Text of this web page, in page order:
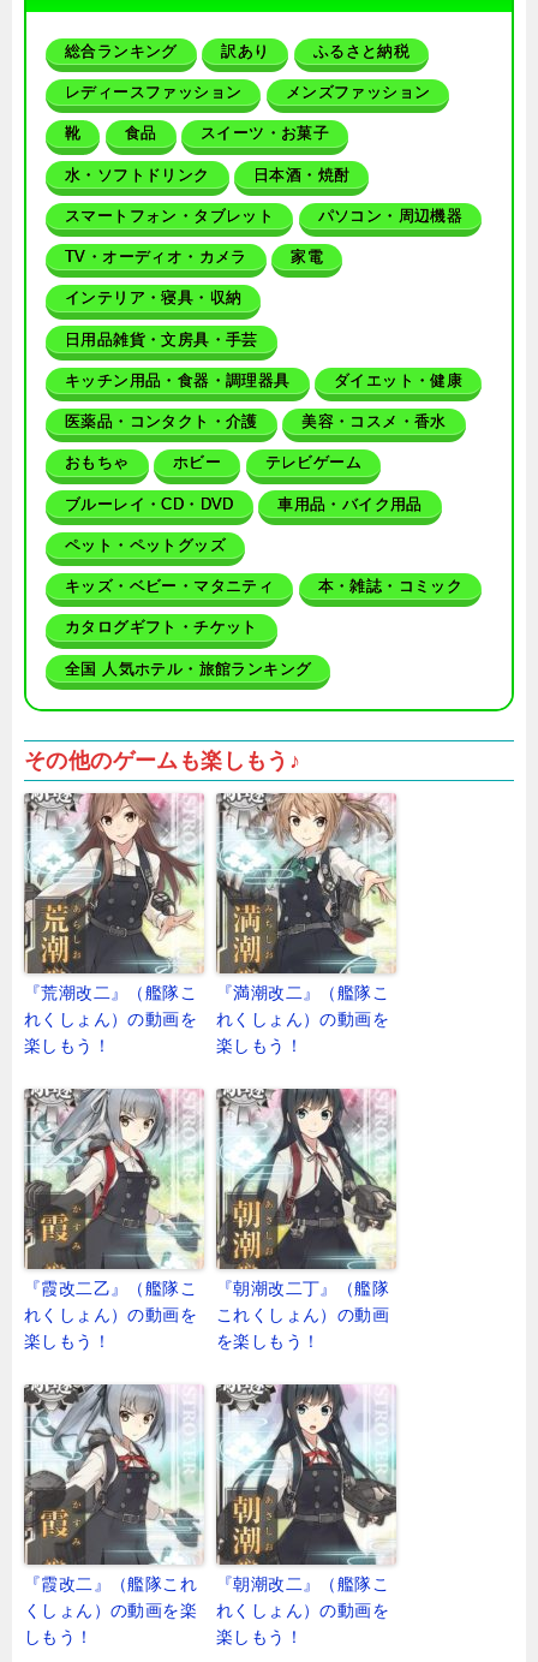
総合ランキング 訳あり ふるさと納税
レディースファッション メンズファッション
靴 食品 スイーツ・お菓子
水・ソフトドリンク 日本酒・焼酎
スマートフォン・タブレット パソコン・周辺機器
TV・オーディオ・カメラ 家電
インテリア・寝具・収納
日用品雑貨・文房具・手芸
キッチン用品・食器・調理器具 ダイエット・健康
医薬品・コンタクト・介護 美容・コスメ・香水
おもちゃ ホビー テレビゲーム
ブルーレイ・CD・DVD 車用品・バイク用品
ペット・ペットグッズ
キッズ・ベビー・マタニティ 本・雑誌・コミック
カタログギフト・チケット
全国 人気ホテル・旅館ランキング
その他のゲームも楽しもう♪
『荒潮改二』（艦隊こ
れくしょん）の動画を
楽しもう！
『満潮改二』（艦隊こ
れくしょん）の動画を
楽しもう！
『霞改二乙』（艦隊こ
れくしょん）の動画を
楽しもう！
『朝潮改二丁』（艦隊
これくしょん）の動画
を楽しもう！
『霞改二』（艦隊これ
くしょん）の動画を楽
しもう！
『朝潮改二』（艦隊こ
れくしょん）の動画を
楽しもう！